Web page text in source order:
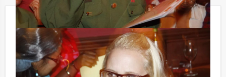
De Popquiz in Groningen
Vanaf€ 27,50 p.p. excl. BTW
Vanaf 12 personen ‐ 1 uur en 30 minuten